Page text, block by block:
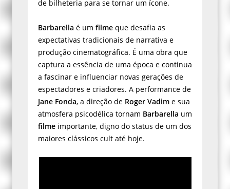
de bilheteria para se tornar um ícone.
Barbarella é um filme que desafia as
expectativas tradicionais de narrativa e
produção cinematográfica. É uma obra que
captura a essência de uma época e continua
a fascinar e influenciar novas gerações de
espectadores e criadores. A performance de
Jane Fonda, a direção de Roger Vadim e sua
atmosfera psicodélica tornam Barbarella um
filme importante, digno do status de um dos
maiores clássicos cult até hoje.